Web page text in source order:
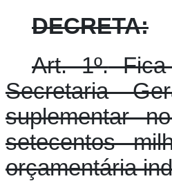
DECRETA:
Art. 1º.Fica
Secretaria
suplementar
setecentos
orçamentária